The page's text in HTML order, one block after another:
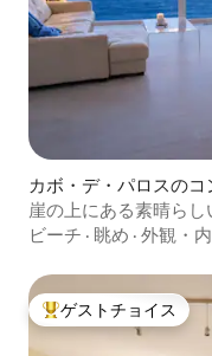
カボ・デ・パロスの
崖の上にある素晴ら
ビーチ · 眺め · 外観・
大好評のゲストチョイ
ゲストチョイス